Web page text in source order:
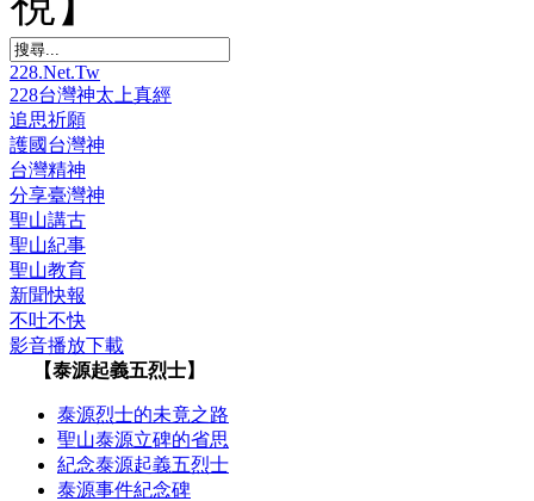
228.Net.Tw
228台灣神太上真經
追思祈願
護國台灣神
台灣精神
分享臺灣神
聖山講古
聖山紀事
聖山教育
新聞快報
不吐不快
影音播放下載
【泰源起義五烈士】
泰源烈士的未竟之路
聖山泰源立碑的省思
紀念泰源起義五烈士
泰源事件紀念碑